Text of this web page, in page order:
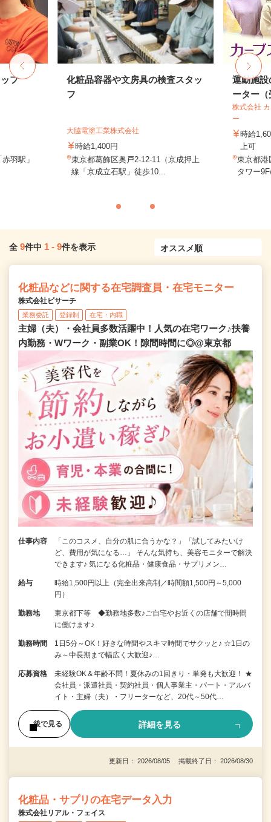
フ
羽駅」
化粧品容器や文房具の検査スタッ
フ
大脇電塗工業株式会社
時給1,400円
東京都葛飾区奥戸2-12-11（京成押上
線「京成立石駅」徒歩10...
運動施設
ーター
株式会社
ー
時給
上可
東京都港
タワー
全 9件中 1 - 9件を表示
化粧品などに関する在宅調査員・在宅モニター
株式会社ビサーチ
業務委託 登録制 在宅・内職
主婦（夫）・会社員多数活躍中！人気の在宅ワーク♪扶養
内勤務・Wワーク・副業OK！隙間時間に◎@東京都
仕事内容
「このコスメ、自分の肌に合うかな？」「試してみたいけ
ど、費用が気になる…」 そんな気持ち、美容モニターで解決
できます♪ 気になる化粧品・健康食品・サプリメン…
給与
時給1,500円以上（完全出来高制／時間額1,500円～5,000
円）
勤務地
東京都下等 ◆勤務地多数♪ご自宅やお近くの店舗で間時間
に働けます♪
勤務時間
1日5分～OK！好きな時間やスキマ時間でサクッと♪ ☆1日の
み～中長期まで幅広く大歓迎♪…
応募資格
未経験OK＆年齢不問！夏休みの1回きり・単発も大歓迎！ ★
会社員・派遣社員・契約社員・個人事業主・パート・アルバ
イト・主婦（夫）・フリーターなど、20代～50代…
後で見る 詳細を見る
更新日： 2026/08/05 掲載終了日： 2026/08/30
化粧品・サプリの在宅データ入力
株式会社リアル・フェイス